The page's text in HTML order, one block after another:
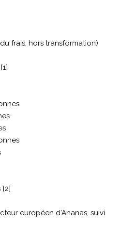
frais, hors transformation)
[1]
[2]
européen d'Ananas, suivi